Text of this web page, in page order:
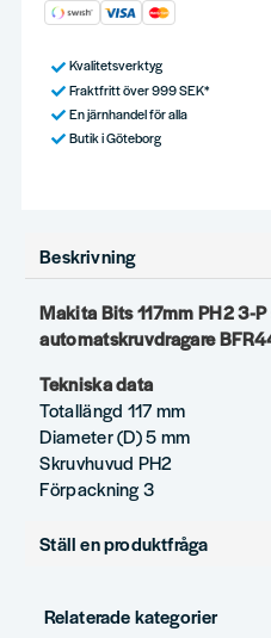
Kvalitetsverktyg
Fraktfritt över 999 SEK*
En järnhandel för alla
Butik i Göteborg
Beskrivning
Makita Bits 117mm PH2 3-
automatskruvdragare
Tekniska data
Totallängd 117 mm
Diameter (D) 5 mm
Skruvhuvud PH2
Förpackning 3
Ställ en produktfråga
Fråga oss något om denna
Relaterade kategorier